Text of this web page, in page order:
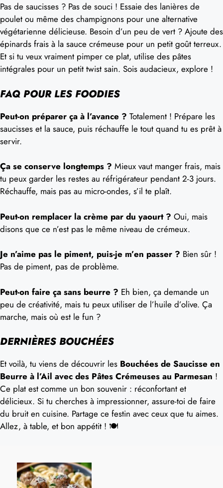
Pas de saucisses ? Pas de souci ! Essaie des lanières de
poulet ou même des champignons pour une alternative
végétarienne délicieuse. Besoin d’un peu de vert ? Ajoute des
épinards frais à la sauce crémeuse pour un petit goût terreux.
Et si tu veux vraiment pimper ce plat, utilise des pâtes
intégrales pour un petit twist sain. Sois audacieux, explore !
FAQ POUR LES FOODIES
Peut-on préparer ça à l’avance ? Totalement ! Prépare les
saucisses et la sauce, puis réchauffe le tout quand tu es prêt à
servir.
Ça se conserve longtemps ? Mieux vaut manger frais, mais
tu peux garder les restes au réfrigérateur pendant 2-3 jours.
Réchauffe, mais pas au micro-ondes, s’il te plaît.
Peut-on remplacer la crème par du yaourt ? Oui, mais
disons que ce n’est pas le même niveau de crémeux.
Je n’aime pas le piment, puis-je m’en passer ? Bien sûr !
Pas de piment, pas de problème.
Peut-on faire ça sans beurre ? Eh bien, ça demande un
peu de créativité, mais tu peux utiliser de l’huile d’olive. Ça
marche, mais où est le fun ?
DERNIÈRES BOUCHÉES
Et voilà, tu viens de découvrir les Bouchées de Saucisse en
Beurre à l’Ail avec des Pâtes Crémeuses au Parmesan !
Ce plat est comme un bon souvenir : réconfortant et
délicieux. Si tu cherches à impressionner, assure-toi de faire
du bruit en cuisine. Partage ce festin avec ceux que tu aimes.
Allez, à table, et bon appétit ! 🍽️